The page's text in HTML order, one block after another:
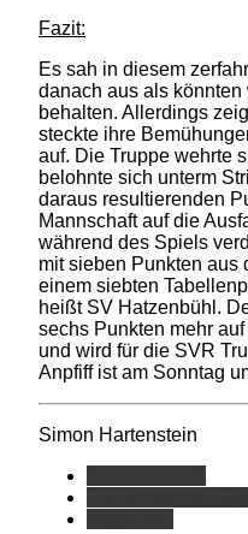
Fazit:
Es sah in diesem
danach aus als
behalten. Allerdings
steckte ihre
auf. Die Truppe wehrte
belohnte sich unterm
daraus resultierenden
Mannschaft auf die
während des Spiels
mit sieben Punkten aus
einem siebten
heißt SV Hatzenbühl.
sechs Punkten mehr
und wird für die SVR
Anpfiff ist am Sonntag
Simon Hartenstein